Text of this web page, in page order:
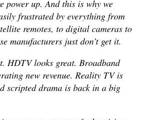
power up. And this is why we
frustrated by everything from
remotes, to digital cameras to
manufacturers just don’t get it.
HDTV looks great. Broadband
new revenue. Reality TV is
scripted drama is back in a big